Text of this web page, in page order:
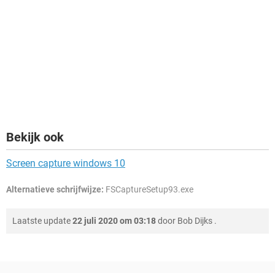
Bekijk ook
Screen capture windows 10
Alternatieve schrijfwijze: FSCaptureSetup93.exe
Laatste update22 juli 2020 om 03:18door Bob Dijks .